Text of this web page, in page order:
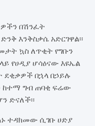
በሽንፈት
እንቅስቃሴ አድርገዋል፡፡
ኳስ ለጥቂት የግቡን
የሀዲያ ሆሳዕናው እዩኤል
በኋላ በኃይሉ
ከተማ ግብ ጠባቂ ፍሬው
ድናለች፡፡
ተዳክመው ሲገቡ ሀድያ